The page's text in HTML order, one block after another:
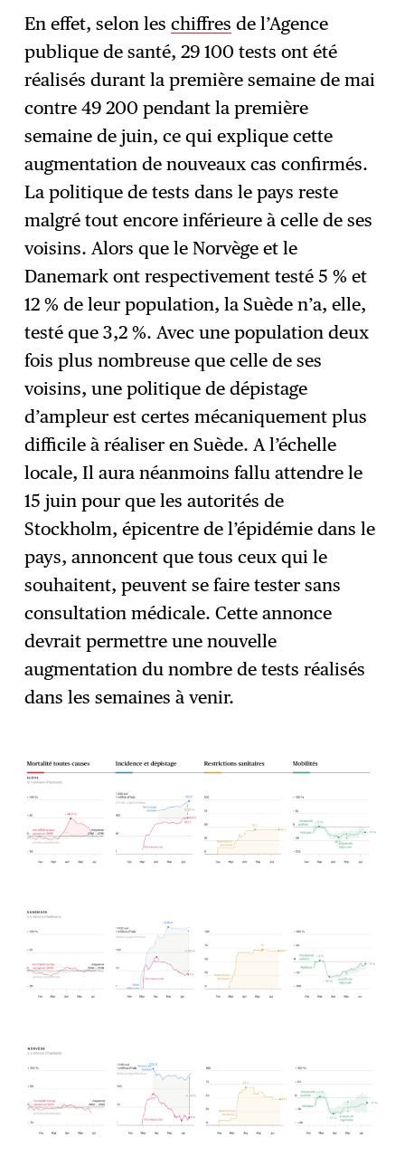
En effet, selon leschiffres de l’Agence
publique de santé, 29 100 tests ont été
réalisés durant la première semaine de mai
contre 49 200 pendant la première
semaine de juin, ce qui explique cette
augmentation de nouveaux cas confirmés.
La politique de tests dans le pays reste
malgré tout encore inférieure à celle de ses
voisins. Alors que le Norvège et le
Danemark ont respectivement testé 5 % et
12 % de leur population, la Suède n’a, elle,
testé que 3,2 %. Avec une population deux
fois plus nombreuse que celle de ses
voisins, une politique de dépistage
d’ampleur est certes mécaniquement plus
difficile à réaliser en Suède. A l’échelle
locale, Il aura néanmoins fallu attendre le
15 juin pour que les autorités de
Stockholm, épicentre de l’épidémie dans le
pays, annoncent que tous ceux qui le
souhaitent, peuvent se faire tester sans
consultation médicale. Cette annonce
devrait permettre une nouvelle
augmentation du nombre de tests réalisés
dans les semaines à venir.